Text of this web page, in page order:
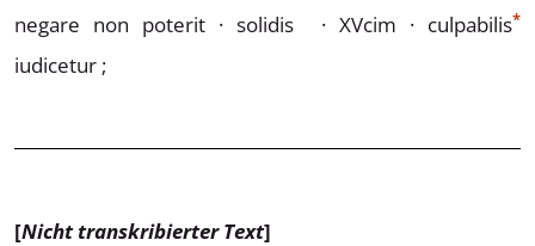
negare non poterit · solidis
· XVcim · culpabilis*
iudicetur ;
[Nicht transkribierter Text]